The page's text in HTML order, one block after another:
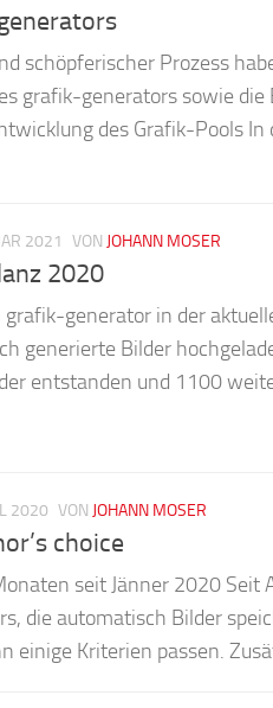
schöpferischer Prozess
grafik-generators sowie
des Grafik-Pools In
2021 VON JOHANN MOSER
2020
generator in der
generierte Bilder
entstanden und 1100
2020 VON JOHANN MOSER
choice
seit Jänner 2020 Seit
die automatisch Bilder
einige Kriterien passen.